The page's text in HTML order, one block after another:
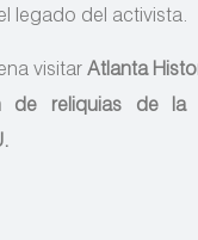
legado del activista.
visitarAtlanta
de reliquias de la